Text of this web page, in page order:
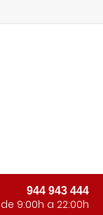
944 943 444
de 9:00h a 22:00h